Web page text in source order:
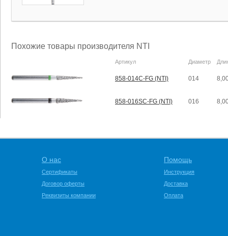
Похожие товары производителя NTI
Артикул Диаметр
858-014C-FG (NTI) 014
858-016SC-FG (NTI) 016
О нас
Сертификаты
Договор оферты
Реквизиты компании
Помощь
Инструкция
Доставка
Оплата